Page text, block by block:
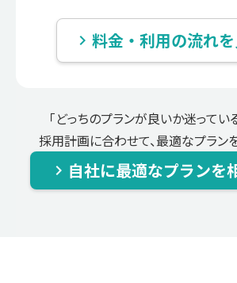
keyboard_arrow_right 料金・利用の流れ
「どっちのプランが良いか迷ってい
採用計画に合わせて、最適なプラン
keyboard_arrow_right 自社に最適なプランを